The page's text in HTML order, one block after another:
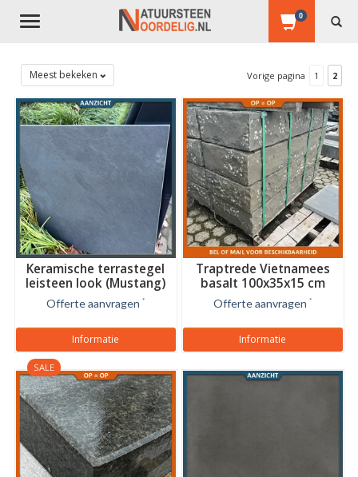
Toggle
0
Meest bekeken Vorige pagina 1 2
SALE
Keramische terrastegel
leisteen look (Mustang)
Offerte aanvragen *
Informatie
Traptrede Vietnamees
basalt 100x35x15 cm
Breukruw
Offerte aanvragen *
Informatie